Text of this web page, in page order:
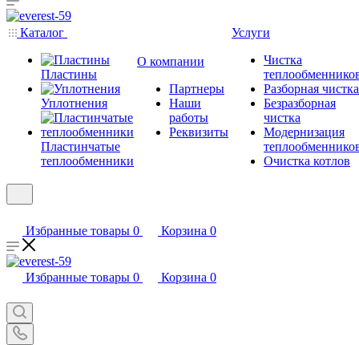
Каталог
Пластины
Уплотнения
Пластинчатые
теплообменники
О компании
Партнеры
Наши
работы
Реквизиты
Услуги
Чистка
Разборная чистка
Безразборная
чистка
Модернизация
Очистка котлов
Избранные товары 0 Корзина 0
Избранные товары 0 Корзина 0